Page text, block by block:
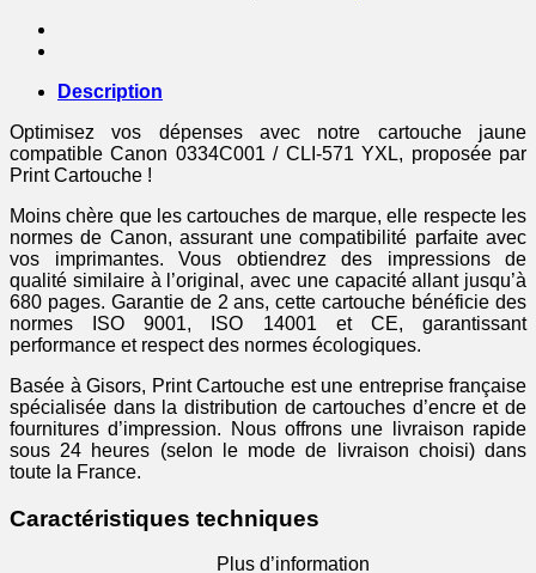
Description
Optimisez vos dépenses avec notre cartouche jaune
compatible Canon 0334C001 / CLI-571 YXL, proposée par
Print Cartouche !
Moins chère que les cartouches de marque, elle respecte les
normes de Canon, assurant une compatibilité parfaite avec
vos imprimantes. Vous obtiendrez des impressions de
qualité similaire à l’original, avec une capacité allant jusqu’à
680 pages. Garantie de 2 ans, cette cartouche bénéficie des
normes ISO 9001, ISO 14001 et CE, garantissant
performance et respect des normes écologiques.
Basée à Gisors, Print Cartouche est une entreprise française
spécialisée dans la distribution de cartouches d’encre et de
fournitures d’impression. Nous offrons une livraison rapide
sous 24 heures (selon le mode de livraison choisi) dans
toute la France.
Caractéristiques techniques
Plus d’information